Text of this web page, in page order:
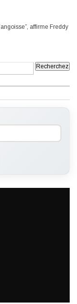
affirme Freddy